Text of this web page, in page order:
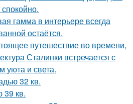
гамма в интерьере всегда
остаётся.
путешествие во времени,
Сталинки встречается с
уюта и света.
32 кв.
39 кв.